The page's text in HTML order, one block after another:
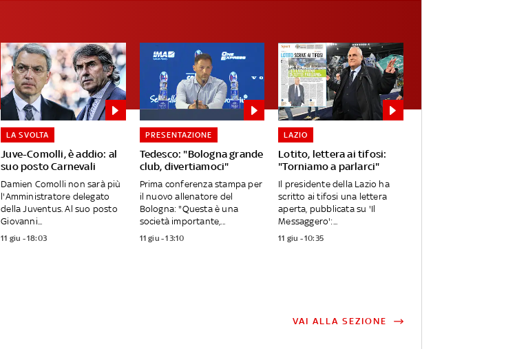
Juve-Comolli, è addio: al
suo posto Carnevali
LA SVOLTA
Damien Comolli non sarà più
l'Amministratore delegato
della Juventus. Al suo posto
Giovanni...
11 giu - 18:03
Tedesco: "Bologna grande
club, divertiamoci"
PRESENTAZIONE
Prima conferenza stampa per
il nuovo allenatore del
Bologna: "Questa è una
società importante,...
11 giu - 13:10
Lotito, lettera ai tifosi:
"Torniamo a parlarci"
LAZIO
Il presidente della Lazio ha
scritto ai tifosi una lettera
aperta, pubblicata su 'Il
Messaggero':...
11 giu - 10:35
VAI ALLA SEZIONE